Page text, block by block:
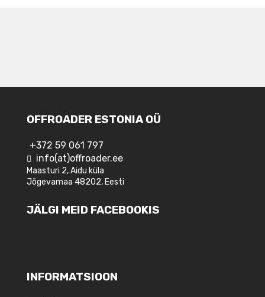
OFFROADER ESTONIA OÜ
+372 59 061 797
info(at)offroader.ee
Maasturi 2, Aidu küla
Jõgevamaa 48202, Eesti
JÄLGI MEID FACEBOOKIS
INFORMATSIOON